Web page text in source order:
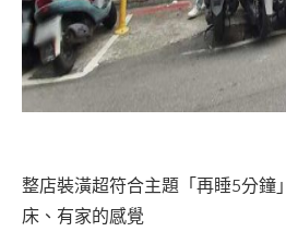
整店裝潢超符合主題「再睡5分鐘
床、有家的感覺